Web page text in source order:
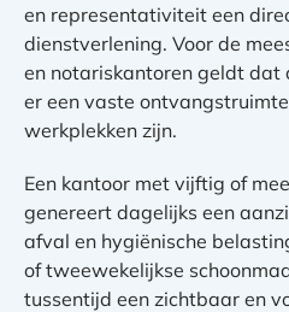
en representativiteit een
dienstverlening. Voor de
en notariskantoren geldt
er een vaste
werkplekken zijn.
Een kantoor met vijftig of
genereert dagelijks een
afval en hygiënische
of tweewekelijkse
tussentijd een zichtbaar en